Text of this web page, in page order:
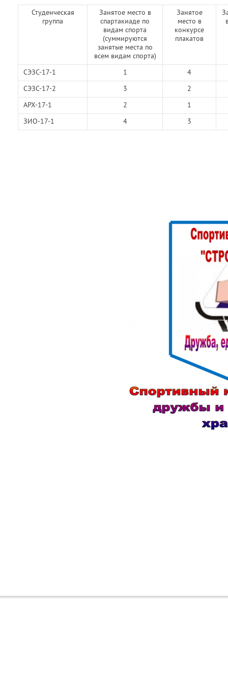
Студенческая
группа
Занятое место в
спартакиаде по
видам спорта
(суммируются
занятые места по
всем видам спорта)
Занятое
место в
конкурсе
плакатов
СЭЗС-17-1 1
4
СЭЗС-17-2
3
2
АРХ-17-1
2
1
ЗИО-17-1
4 3